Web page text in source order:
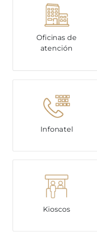
Oficinas de
atención
Infonatel
Kioscos